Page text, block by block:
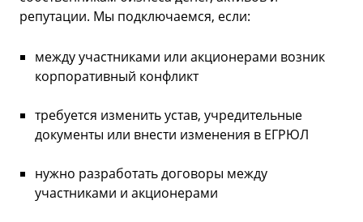
репутации. Мы подключаемся, если:
между участниками или акционерами возник
корпоративный конфликт
требуется изменить устав, учредительные
документы или внести изменения в ЕГРЮЛ
нужно разработать договоры между
участниками и акционерами